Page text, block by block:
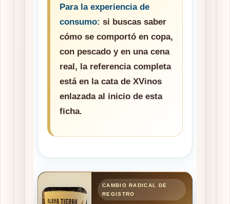
Para la experiencia de
consumo: si buscas saber
cómo se comportó en copa,
con pescado y en una cena
real, la referencia completa
está en la cata de XVinos
enlazada al inicio de esta
ficha.
CAMBIO RADICAL DE
REGISTRO